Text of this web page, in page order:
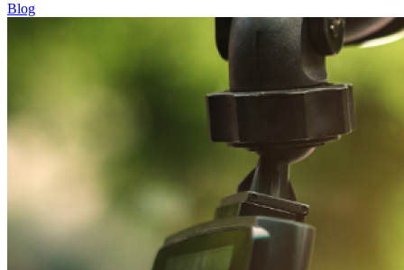
Blog